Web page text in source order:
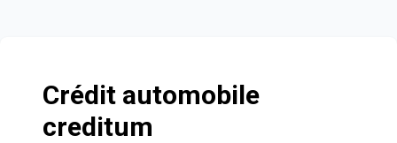
Crédit automobile
creditum